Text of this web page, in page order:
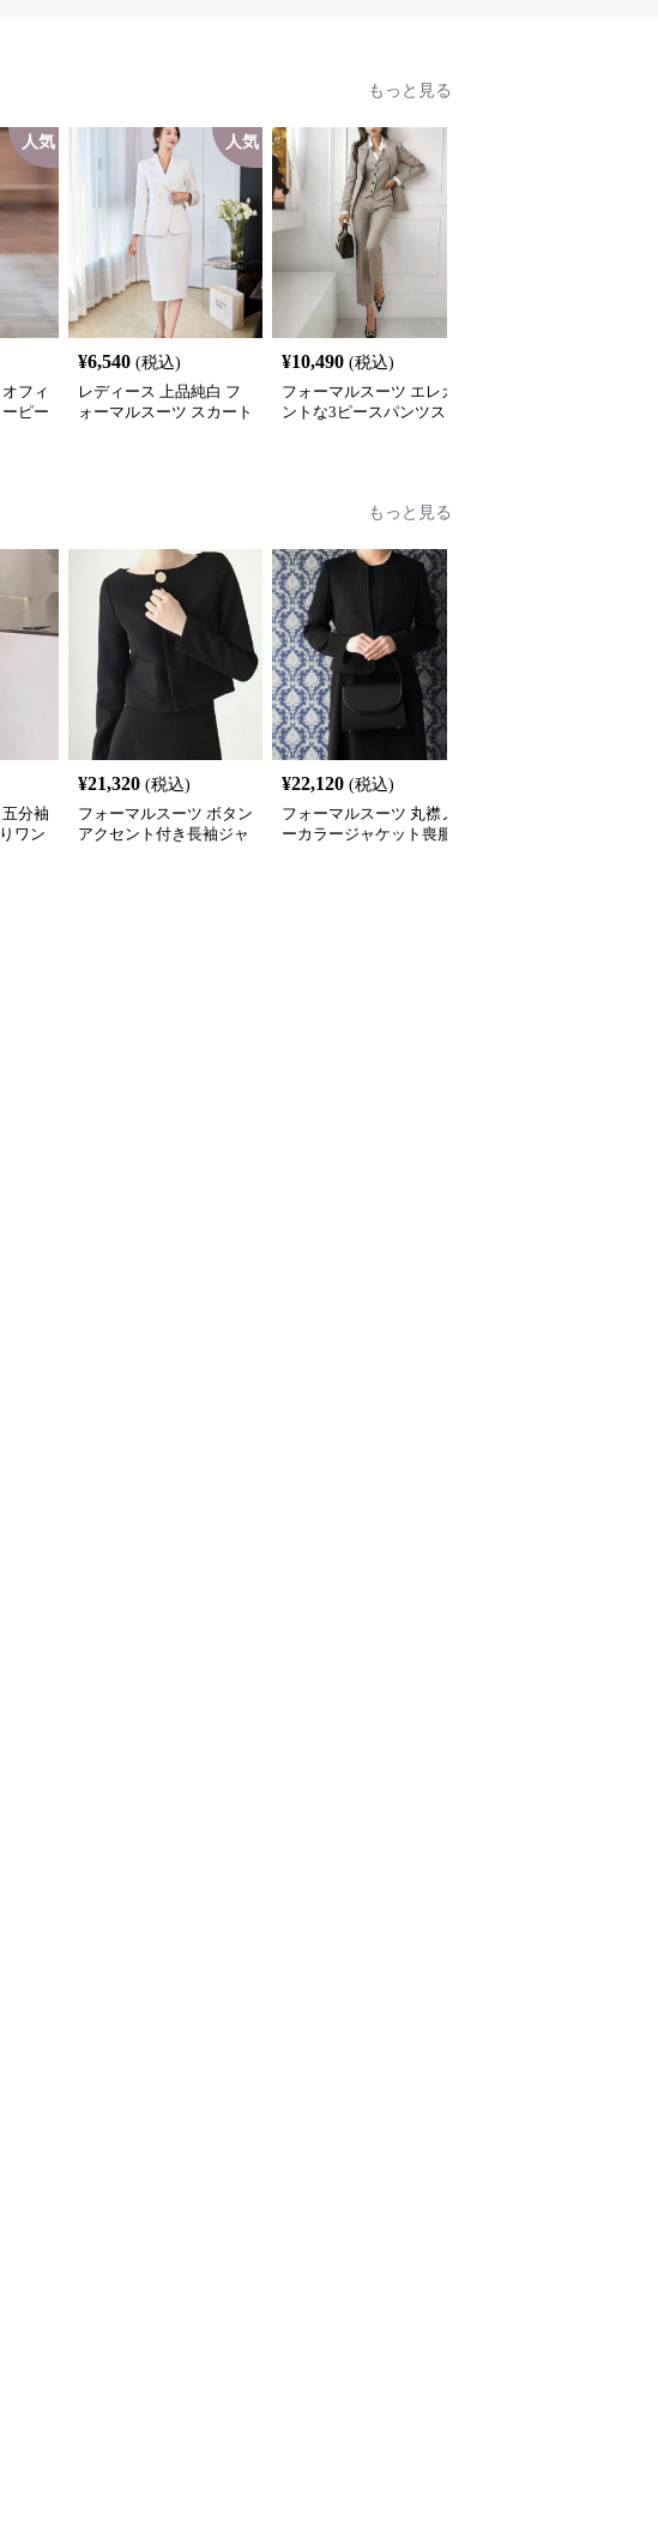
もっと見る
人気
フィ
ピー
人気
¥6,540 (税込)
レディース 上品純白 フ
ォーマルスーツ スカート
¥10,490 (税込)
フォーマルスーツ エレガ
ントな3ピースパンツス
もっと見る
分袖
ワン
¥21,320 (税込)
フォーマルスーツ ボタン
アクセント付き長袖ジャ
¥22,120 (税込)
フォーマルスーツ 丸襟ノ
ーカラージャケット喪服